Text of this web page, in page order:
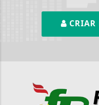
CRIAR